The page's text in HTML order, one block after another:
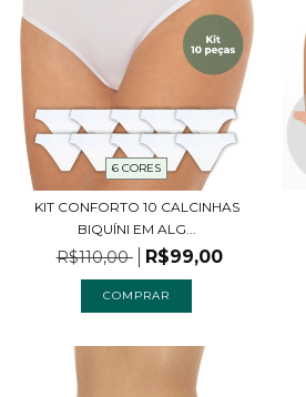
6 CORES
KIT CONFORTO 10 CALCINHAS
BIQUÍNI EM ALG...
R$110,00 R$99,00
COMPRAR